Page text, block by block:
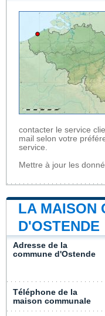
contacter le service
mail selon votre
service.
Mettre à jour les
LA MAISON
D'OSTENDE
Adresse de la
commune d'Ostende
Téléphone de la
maison communale